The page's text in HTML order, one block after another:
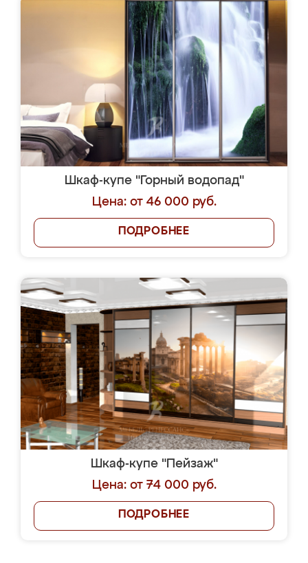
Шкаф-купе "Горный водопад"
Цена: от 46 000 руб.
ПОДРОБНЕЕ
Шкаф-купе "Пейзаж"
Цена: от 74 000 руб.
ПОДРОБНЕЕ